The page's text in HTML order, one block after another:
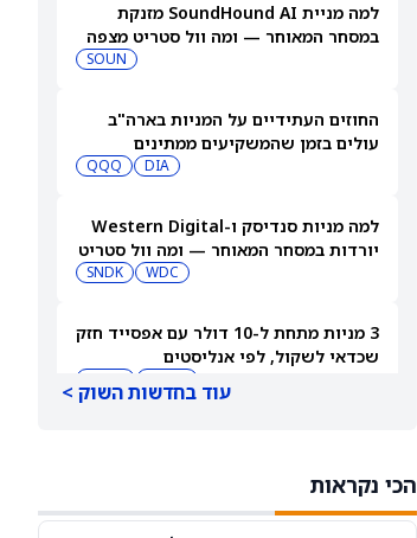
למה מניית SoundHound AI מזנקת
במסחר המאוחר — ומה וול סטריט מצפה
SOUN
החוזים העתידיים על המניות בארה"ב
עולים בזמן שהמשקיעים ממתינים
DIA
QQQ
למה מניות סנדיסק ו-Western Digital
יורדות במסחר המאוחר — ומה וול סטריט
WDC
SNDK
3 מניות מתחת ל-10 דולר עם אפסייד חזק
שכדאי לשקול, לפי אנליסטים
לקרנות סל חלל עם חשיפה גבוהה
עוד בחדשות השוק >
הכי נקראות